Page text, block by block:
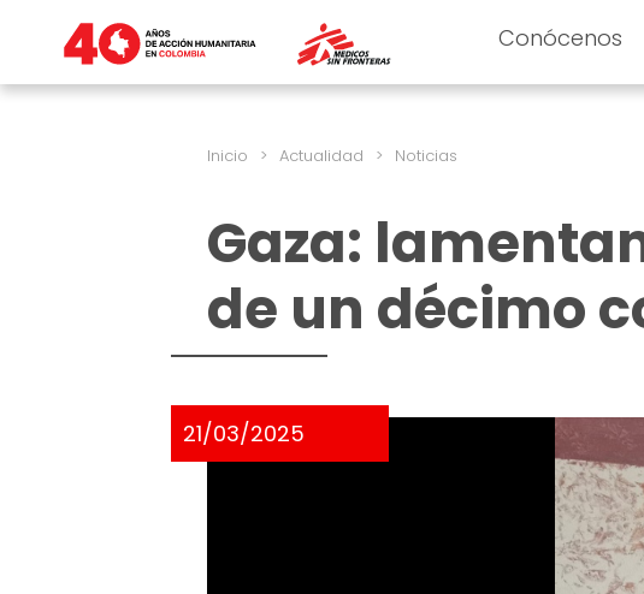
Conócenos
Inicio > Actualidad > Noticias
Gaza:
de un décimo
21/03/2025